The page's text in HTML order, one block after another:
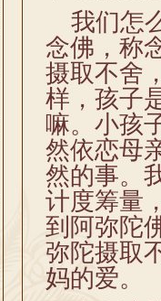
我们怎
念佛，称
摄取不舍
样，孩子
嘛。小孩
然依恋母
然的事。
计度筹量
到阿弥陀
弥陀摄取
妈的爱。